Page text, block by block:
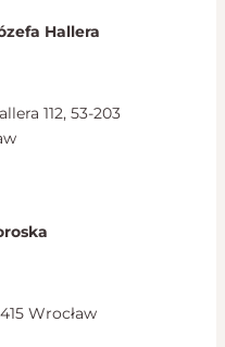
Hallera
112, 53-203
Wrocław